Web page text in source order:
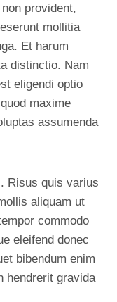
provident,
mollitia
Et harum
distinctio. Nam
eligendi optio
maxime
assumenda
Risus quis varius
aliquam ut
commodo
eleifend donec
bibendum enim
hendrerit gravida